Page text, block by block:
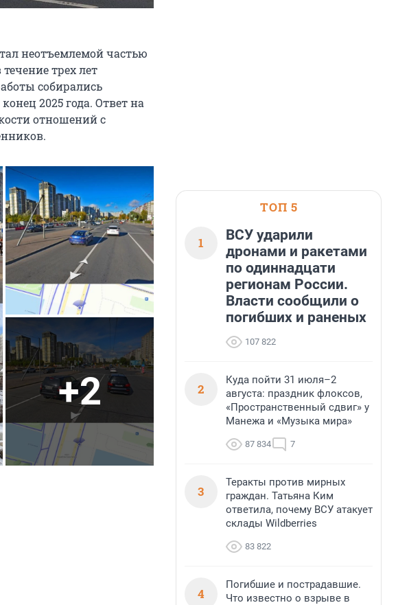
неотъемлемой частью
трех лет
собирались
2025 года. Ответ на
отношений с
+2
ТОП 5
1
ВСУ ударили
дронами и ракетами
по одиннадцати
регионам России.
Власти сообщили о
погибших и раненых
107 822
2
Куда пойти 31 июля–2
августа: праздник флоксов,
«Пространственный сдвиг» у
Манежа и «Музыка мира»
87 834 7
3
Теракты против мирных
граждан. Татьяна Ким
ответила, почему ВСУ атакует
склады Wildberries
83 822
4
Погибшие и пострадавшие.
Что известно о взрыве в